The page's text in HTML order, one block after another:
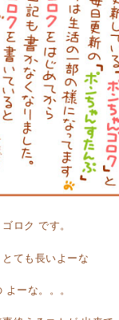
ロク です。
ても長いよーな
ーな。。。